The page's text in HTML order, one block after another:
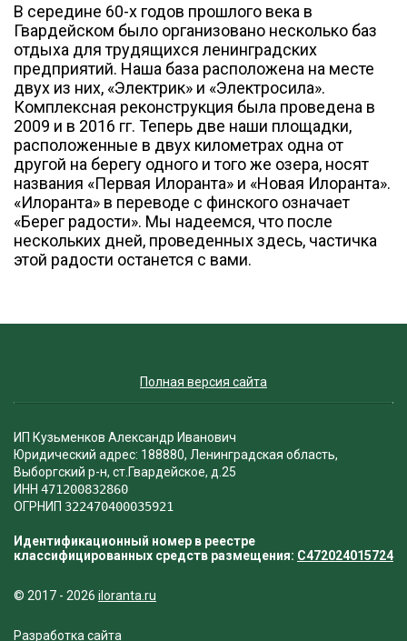
В середине 60-х годов прошлого века в
Гвардейском было организовано несколько баз
отдыха для трудящихся ленинградских
предприятий. Наша база расположена на месте
двух из них, «Электрик» и «Электросила».
Комплексная реконструкция была проведена в
2009 и в 2016 гг. Теперь две наши площадки,
расположенные в двух километрах одна от
другой на берегу одного и того же озера, носят
названия «Первая Илоранта» и «Новая Илоранта».
«Илоранта» в переводе с финского означает
«Берег радости». Мы надеемся, что после
нескольких дней, проведенных здесь, частичка
этой радости останется с вами.
Полная версия сайта
ИП Кузьменков Александр Иванович
Юридический адрес: 188880, Ленинградская область,
Выборгский р-н, ст.Гвардейское, д.25
ИНН 471200832860
ОГРНИП 322470400035921
Идентификационный номер в реестре
классифицированных средств размещения: С472024015724
© 2017 - 2026 iloranta.ru
Разработка сайта